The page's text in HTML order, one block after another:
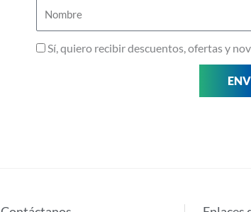
Nombre
Privacidad
Sí, quiero recibir descuentos, ofertas y